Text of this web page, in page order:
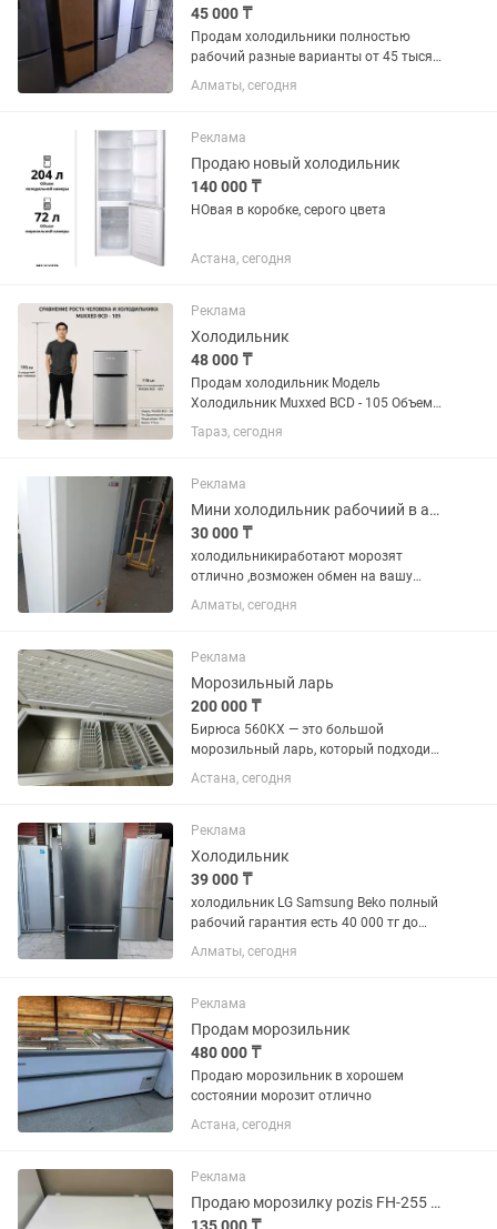
45 000 ₸
Продам холодильники полностью
рабочий разные варианты от 45 тысяч
Алматы, сегодня
Реклама
Продаю новый холодильник
140 000 ₸
НОвая в коробке, серого цвета
Астана, сегодня
Реклама
Холодильник
48 000 ₸
Продам холодильник Модель
Холодильник Muxxed BCD - 105 Объем
Общий полезный объем 105 л
Полезный объем холодильной камеры
камеры / НТО Уровень шума 40 дБ
Автономное...
Тараз, сегодня
Реклама
Мини холодильник рабочиий в алматы
30 000 ₸
холодильникиработают морозят
отлично ,возможен обмен на вашу
нерабочую с вашей доплатой рн
калкаман,30тыс и выше
Алматы, сегодня
Реклама
Морозильный ларь
200 000 ₸
Бирюса 560KX — это большой
морозильный ларь, который подходит
для хранения крупных запасов
продуктов. Основные характеристики:
В): 179 × 66,5 × 81 см. ...
Астана, сегодня
Реклама
Холодильник
39 000 ₸
холодильник LG Samsung Beko полный
рабочий гарантия есть 40 000 тг до
150 000 тг много сразу
Алматы, сегодня
Реклама
Продам морозильник
480 000 ₸
Продаю морозильник в хорошем
состоянии морозит отлично
Астана, сегодня
Реклама
Продаю морозилку pozis FH-255 251литр в идеальном состоянии.